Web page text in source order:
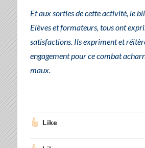
Et aux sorties de cette activité, le
Elèves et formateurs, tous ont
satisfactions. Ils expriment et
engagement pour ce combat
maux.
Like